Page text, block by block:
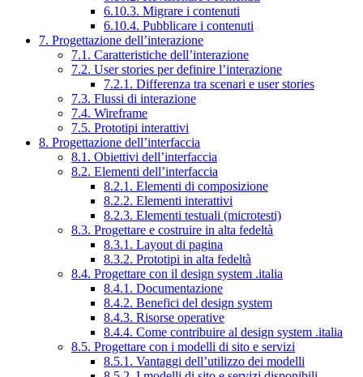
6.10.3. Migrare i contenuti
6.10.4. Pubblicare i contenuti
7. Progettazione dell’interazione
7.1. Caratteristiche dell’interazione
7.2. User stories per definire l’interazione
7.2.1. Differenza tra scenari e user stories
7.3. Flussi di interazione
7.4. Wireframe
7.5. Prototipi interattivi
8. Progettazione dell’interfaccia
8.1. Obiettivi dell’interfaccia
8.2. Elementi dell’interfaccia
8.2.1. Elementi di composizione
8.2.2. Elementi interattivi
8.2.3. Elementi testuali (microtesti)
8.3. Progettare e costruire in alta fedeltà
8.3.1. Layout di pagina
8.3.2. Prototipi in alta fedeltà
8.4. Progettare con il design system .italia
8.4.1. Documentazione
8.4.2. Benefici del design system
8.4.3. Risorse operative
8.4.4. Come contribuire al design system .italia
8.5. Progettare con i modelli di sito e servizi
8.5.1. Vantaggi dell’utilizzo dei modelli